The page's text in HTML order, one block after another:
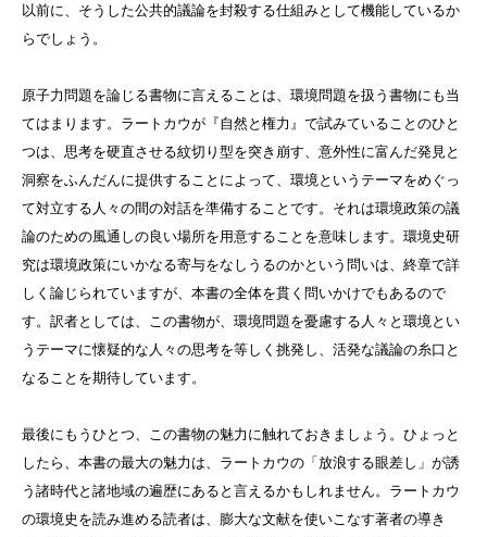
以前に、そうした公共的議論を封殺する仕組みとして機能しているか
らでしょう。
原子力問題を論じる書物に言えることは、環境問題を扱う書物にも当
てはまります。ラートカウが『自然と権力』で試みていることのひと
つは、思考を硬直させる紋切り型を突き崩す、意外性に富んだ発見と
洞察をふんだんに提供することによって、環境というテーマをめぐっ
て対立する人々の間の対話を準備することです。それは環境政策の議
論のための風通しの良い場所を用意することを意味します。環境史研
究は環境政策にいかなる寄与をなしうるのかという問いは、終章で詳
しく論じられていますが、本書の全体を貫く問いかけでもあるので
す。訳者としては、この書物が、環境問題を憂慮する人々と環境とい
うテーマに懐疑的な人々の思考を等しく挑発し、活発な議論の糸口と
なることを期待しています。
最後にもうひとつ、この書物の魅力に触れておきましょう。ひょっと
したら、本書の最大の魅力は、ラートカウの「放浪する眼差し」が誘
う諸時代と諸地域の遍歴にあると言えるかもしれません。ラートカウ
の環境史を読み進める読者は、膨大な文献を使いこなす著者の導き